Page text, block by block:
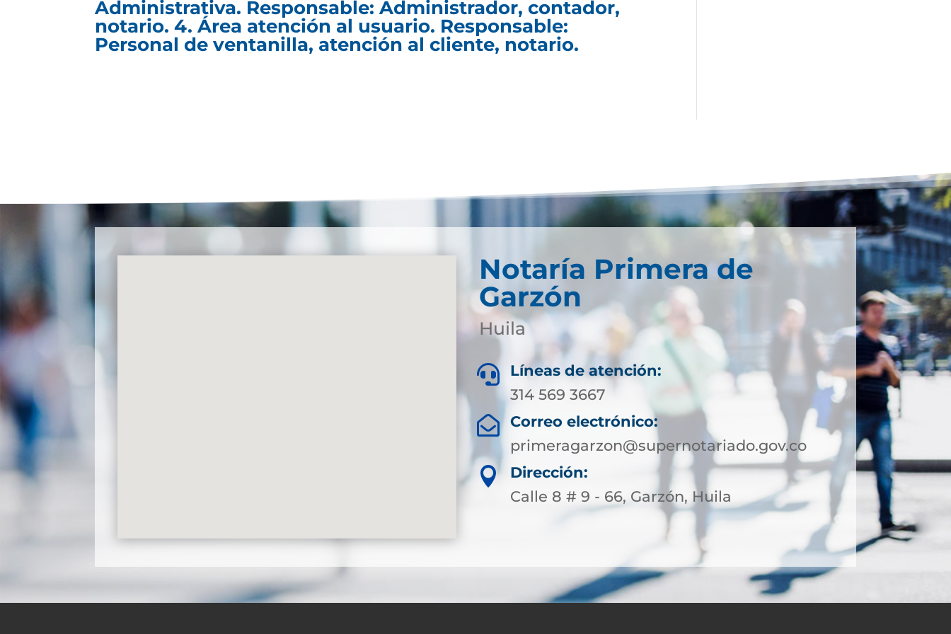
Administrativa. Responsable: Administrador, contador,
notario. 4. Área atención al usuario. Responsable:
Personal de ventanilla, atención al cliente, notario.
Notaría Primera de
Garzón
Huila

Líneas de atención:
314 569 3667

Correo electrónico:
primeragarzon@supernotariado.gov.co

Dirección:
Calle 8 # 9 - 66, Garzón, Huila